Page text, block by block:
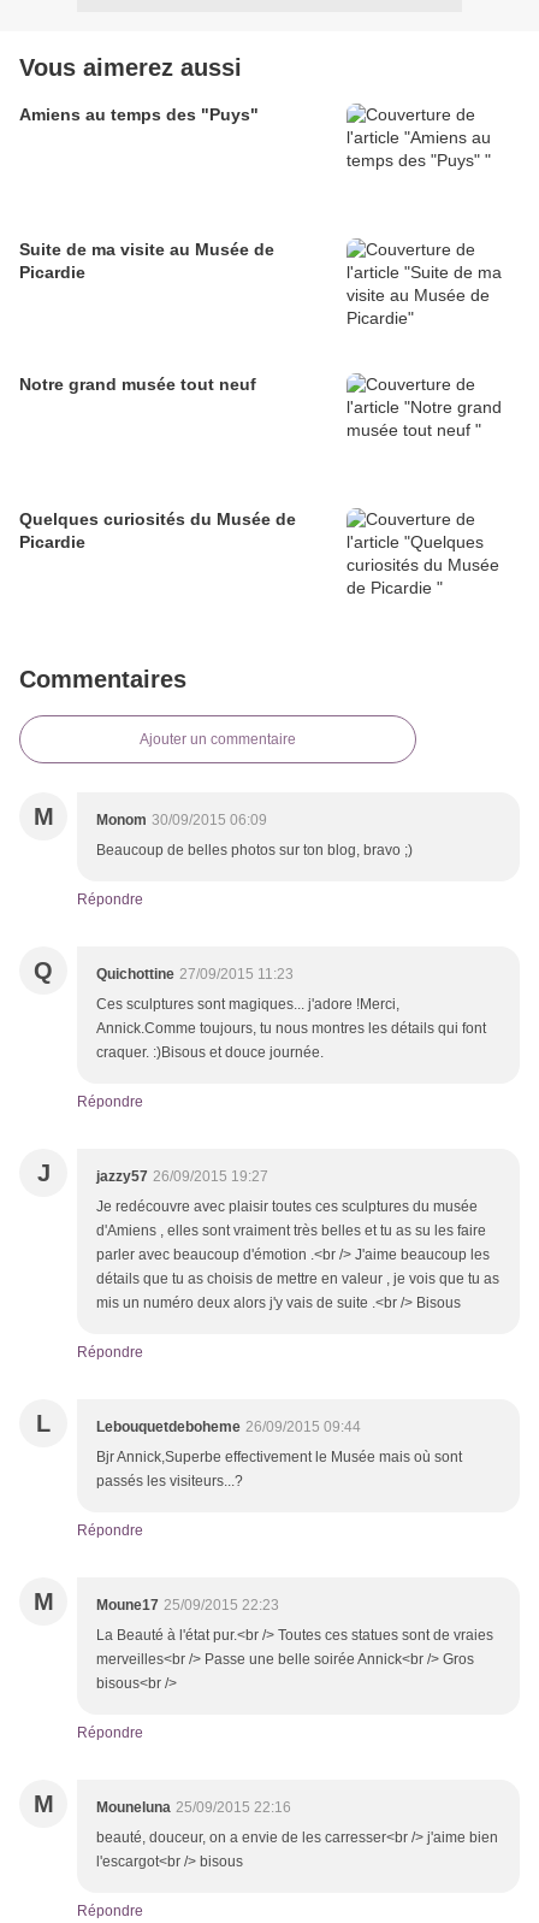
Vous aimerez aussi
Amiens au temps des "Puys"
Suite de ma visite au Musée de
Picardie
Notre grand musée tout neuf
Quelques curiosités du Musée de
Picardie
Commentaires
Ajouter un commentaire
M Monom 30/09/2015 06:09
Beaucoup de belles photos sur ton blog, bravo ;)
Répondre
Q Quichottine 27/09/2015 11:23
Ces sculptures sont magiques... j'adore !Merci,
Annick.Comme toujours, tu nous montres les détails qui font
craquer. :)Bisous et douce journée.
Répondre
J jazzy57 26/09/2015 19:27
Je redécouvre avec plaisir toutes ces sculptures du musée
d'Amiens , elles sont vraiment très belles et tu as su les faire
parler avec beaucoup d'émotion .<br /> J'aime beaucoup les
détails que tu as choisis de mettre en valeur , je vois que tu as
mis un numéro deux alors j'y vais de suite .<br /> Bisous
Répondre
L Lebouquetdeboheme 26/09/2015 09:44
Bjr Annick,Superbe effectivement le Musée mais où sont
passés les visiteurs...?
Répondre
M Moune17 25/09/2015 22:23
La Beauté à l'état pur.<br /> Toutes ces statues sont de vraies
merveilles<br /> Passe une belle soirée Annick<br /> Gros
bisous<br />
Répondre
M Mouneluna 25/09/2015 22:16
beauté, douceur, on a envie de les carresser<br /> j'aime bien
l'escargot<br /> bisous
Répondre